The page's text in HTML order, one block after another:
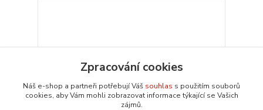
Zpracování cookies
Náš e-shop a partneři potřebují Váš souhlas s použitím souborů
cookies, aby Vám mohli zobrazovat informace týkající se Vašich
zájmů.